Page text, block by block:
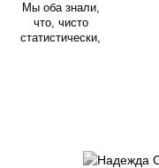
Мы оба знали,
что, чисто
статистически,